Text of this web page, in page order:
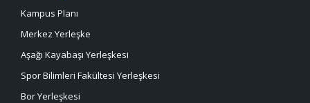
Kampus Planı
Merkez Yerleşke
Aşağı Kayabaşı Yerleşkesi
Spor Bilimleri Fakültesi Yerleşkesi
Bor Yerleşkesi